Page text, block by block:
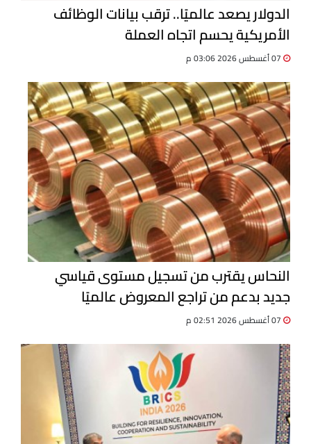
الدولار يصعد عالميًا.. ترقب بيانات الوظائف
الأمريكية يحسم اتجاه العملة
النحاس يقترب من تسجيل مستوى قياسي
جديد بدعم من تراجع المعروض عالميًا